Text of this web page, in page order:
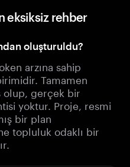
eksiksiz rehber
oluşturuldu?
arzına sahip
Tamamen
olup, gerçek bir
yoktur. Proje, resmi
bir plan
topluluk odaklı bir